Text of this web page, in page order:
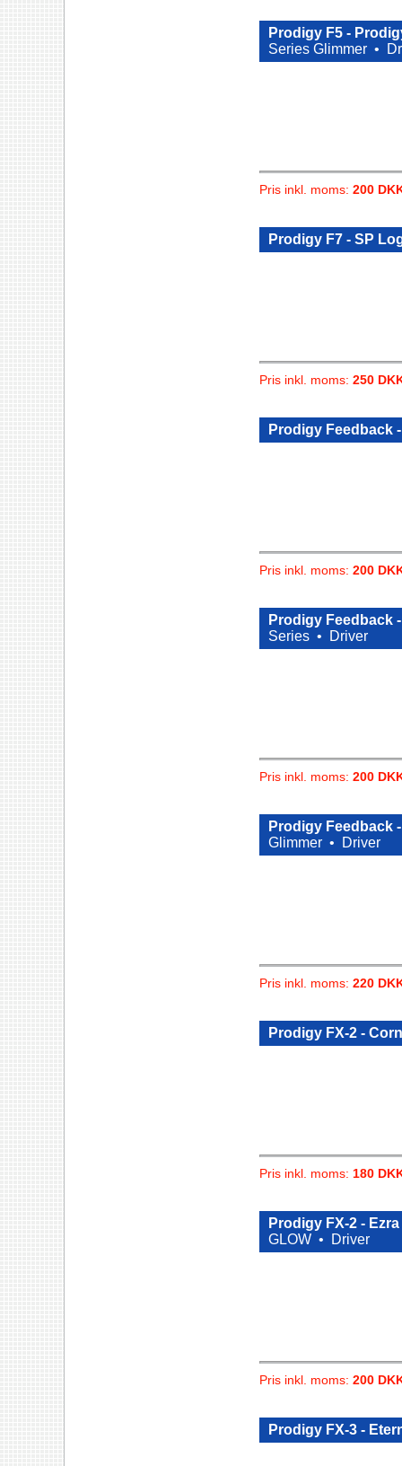
Prodigy F5 -
Series Glimmer •
Pris inkl. moms: 200
Prodigy F7 - SP
Pris inkl. moms: 250
Prodigy Feedback
Pris inkl. moms: 200
Prodigy Feedback
Series •
Driver
Pris inkl. moms: 200
Prodigy Feedback
Glimmer •
Driver
Pris inkl. moms: 220
Prodigy FX-2 -
Pris inkl. moms: 180
Prodigy FX-2 -
GLOW •
Driver
Pris inkl. moms: 200
Prodigy FX-3 -